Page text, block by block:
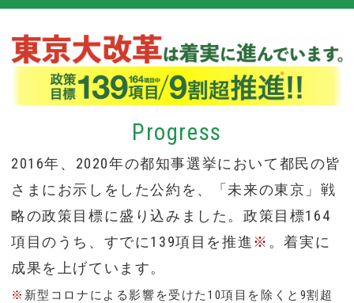
Progress
2016年、2020年の都知事選挙において都民の皆
さまにお示しをした公約を、「未来の東京」戦
略の政策目標に盛り込みました。政策目標164
項目のうち、すでに139項目を推進 ※ 。着実に
成果を上げています。
※ 新型コロナによる影響を受けた10項目を除くと9割超